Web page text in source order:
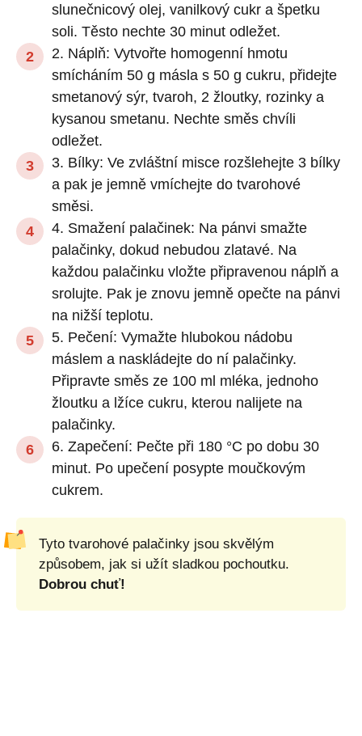
slunečnicový olej, vanilkový cukr a špetku
soli. Těsto nechte 30 minut odležet.
2. Náplň: Vytvořte homogenní hmotu
smícháním 50 g másla s 50 g cukru, přidejte
smetanový sýr, tvaroh, 2 žloutky, rozinky a
kysanou smetanu. Nechte směs chvíli
odležet.
3. Bílky: Ve zvláštní misce rozšlehejte 3 bílky
a pak je jemně vmíchejte do tvarohové
směsi.
4. Smažení palačinek: Na pánvi smažte
palačinky, dokud nebudou zlatavé. Na
každou palačinku vložte připravenou náplň a
srolujte. Pak je znovu jemně opečte na pánvi
na nižší teplotu.
5. Pečení: Vymažte hlubokou nádobu
máslem a naskládejte do ní palačinky.
Připravte směs ze 100 ml mléka, jednoho
žloutku a lžíce cukru, kterou nalijete na
palačinky.
6. Zapečení: Pečte při 180 °C po dobu 30
minut. Po upečení posypte moučkovým
cukrem.
Tyto tvarohové palačinky jsou skvělým
způsobem, jak si užít sladkou pochoutku.
Dobrou chuť!